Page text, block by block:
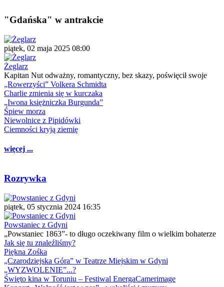
"Gdańska" w antrakcie
piątek, 02 maja 2025 08:00
Żeglarz
Kapitan Nut odważny, romantyczny, bez skazy, poświęcił swoje
„Rowerzyści” Volkera Schmidta
Charlie zmienia się w kurczaka
„Iwona księżniczka Burgunda”
Śpiew morza
Niewolnice z Pipidówki
Ciemności kryją ziemię
więcej ...
Rozrywka
piątek, 05 stycznia 2024 16:35
Powstaniec z Gdyni
„Powstaniec 1863”- to długo oczekiwany film o wielkim bohaterze
Jak się tu znaleźliśmy?
Piękna Zośka
„Czarodziejska Góra” w Teatrze Miejskim w Gdyni
„WYZWOLENIE”...?
Święto kina w Toruniu – Festiwal EnergaCamerimage